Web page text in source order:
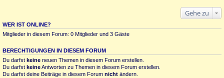
Gehe zu
WER IST ONLINE?
Mitglieder in diesem Forum: 0 Mitglieder und 3 Gäste
BERECHTIGUNGEN IN DIESEM FORUM
Du darfst keine neuen Themen in diesem Forum erstellen.
Du darfst keineAntworten zu Themen in diesem Forum erstellen.
Du darfst deine Beiträge in diesem Forum nicht ändern.